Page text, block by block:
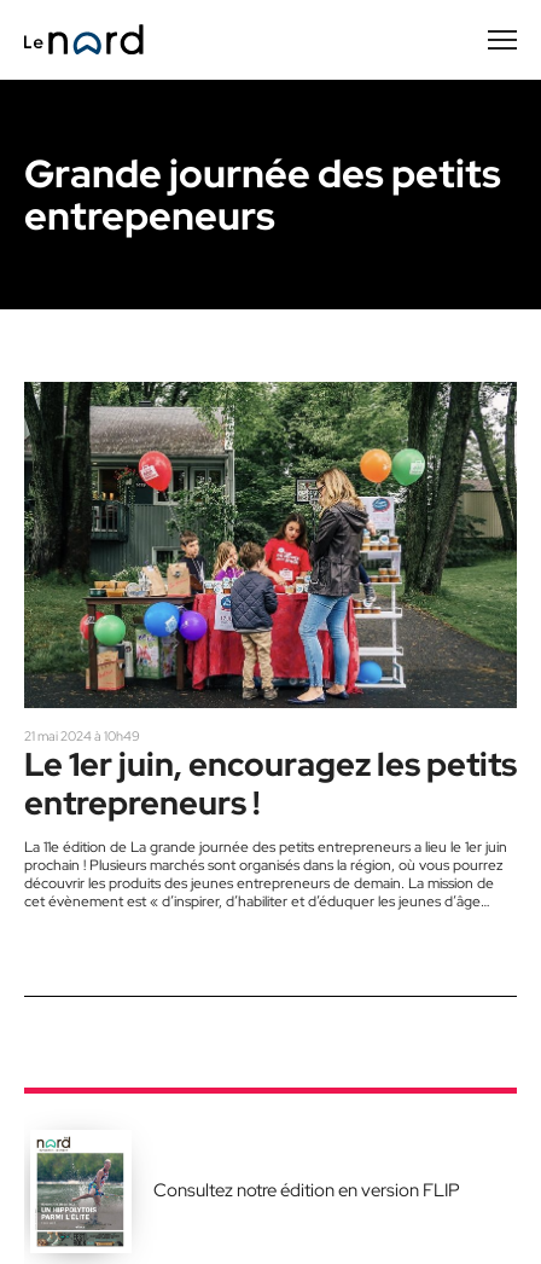
Grande journée des petits
entrepeneurs
21 mai 2024 à 10h49
Le 1er juin, encouragez les petits
entrepreneurs !
La 11e édition de La grande journée des petits entrepreneurs a lieu le 1er juin
prochain ! Plusieurs marchés sont organisés dans la région, où vous pourrez
découvrir les produits des jeunes entrepreneurs de demain. La mission de
cet évènement est « d’inspirer, d’habiliter et d’éduquer les jeunes d’âge
Consultez notre édition en version FLIP